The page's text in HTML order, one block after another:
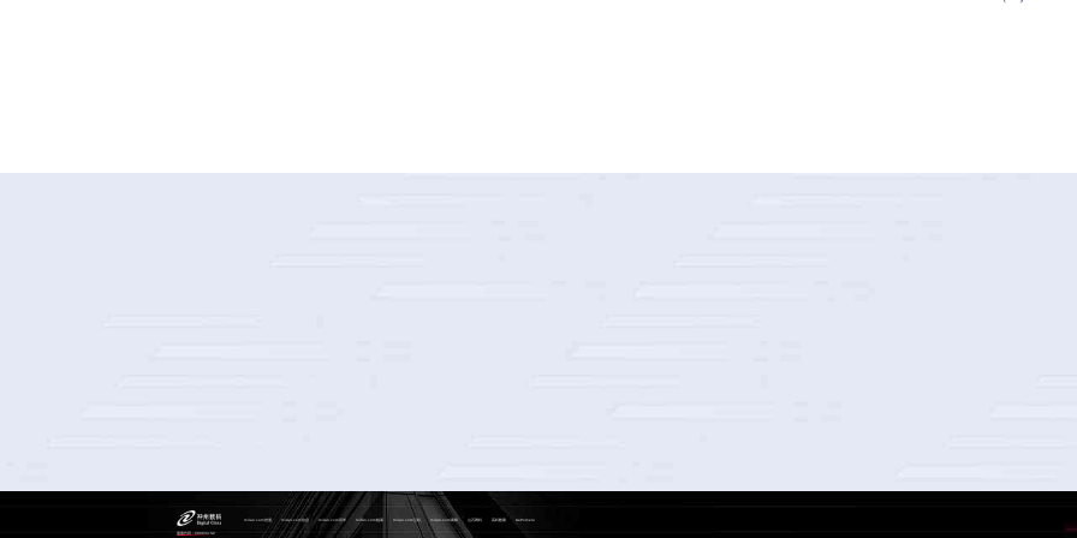
股票代码：000034.SZ
milan.com控股 milan.com信息 milan.com问学 milan.com鲲泰 milan.com云科 milan.com商桥 山石网科 高科数聚 GoPomelo